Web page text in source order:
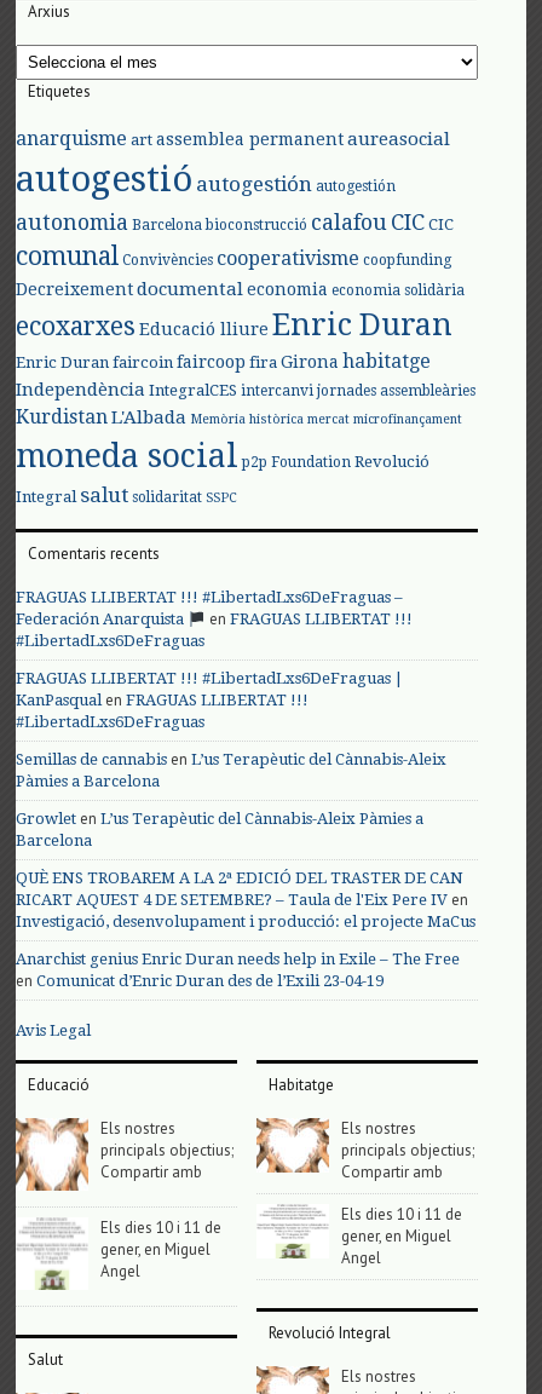
Arxius
Arxius
Etiquetes
anarquisme art assemblea permanent aureasocial
autogestió autogestión autogestión
autonomia Barcelona bioconstrucció calafouCIC CIC
comunal Convivències cooperativisme coopfunding
Decreixement documental economia economia solidària
ecoxarxes Educació lliure Enric Duran
Enric Duran faircoin faircoop fira Girona habitatge
Independència IntegralCES intercanvi jornades assembleàries
KurdistanL'Albada Memòria històrica mercat microfinançament
moneda social p2p Foundation Revolució
Integral salut solidaritat SSPC
Comentaris recents
FRAGUAS LLIBERTAT !!! #LibertadLxs6DeFraguas –
Federación Anarquista
enFRAGUAS LLIBERTAT !!!
#LibertadLxs6DeFraguas
FRAGUAS LLIBERTAT !!! #LibertadLxs6DeFraguas |
KanPasqualenFRAGUAS LLIBERTAT !!!
#LibertadLxs6DeFraguas
Semillas de cannabis enL’us Terapèutic del Cànnabis-Aleix
Pàmies a Barcelona
Growlet enL’us Terapèutic del Cànnabis-Aleix Pàmies a
Barcelona
QUÈ ENS TROBAREM A LA 2ª EDICIÓ DEL TRASTER DE CAN
RICART AQUEST 4 DE SETEMBRE? – Taula de l'Eix Pere IV en
Investigació, desenvolupament i producció: el projecte MaCus
Anarchist genius Enric Duran needs help in Exile – The Free
enComunicat d’Enric Duran des de l’Exili 23-04-19
Avis Legal
Educació
Els nostres
principals objectius;
Compartir amb
Els dies 10 i 11 de
gener, en Miguel
Angel
Salut
Habitatge
Els nostres
principals objectius;
Compartir amb
Els dies 10 i 11 de
gener, en Miguel
Angel
Revolució Integral
Els nostres